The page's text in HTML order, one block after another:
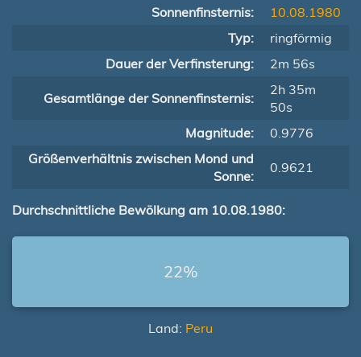
Sonnenfinsternis:
10.08.1980
Typ:
ringförmig
Dauer der Verfinsterung:
2m 56s
Gesamtlänge der Sonnenfinsternis:
2h 35m
50s
Magnitude:
0.9776
Größenverhältnis zwischen Mond und
Sonne:
0.9621
Durchschnittliche Bewölkung am 10.08.1980:
22%
Land: Peru